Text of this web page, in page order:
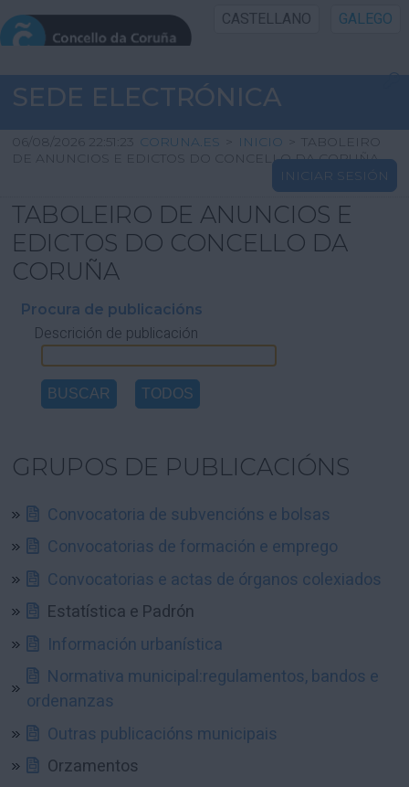
CASTELLANO GALEGO
INICIO SEDE
INICIO
INFORMACIÓN PÚBLICA
CARTAFOL CIDADÁN
AXUDA
SEDE ELECTRÓNICA
06/08/2026 22:51:23 CORUNA.ES > INICIO > TABOLEIRO
DE ANUNCIOS E EDICTOS DO CONCELLO DA CORUÑA
INICIAR SESIÓN
TABOLEIRO DE ANUNCIOS E
EDICTOS DO CONCELLO DA
CORUÑA
Procura de publicacións
Descrición de publicación
GRUPOS DE PUBLICACIÓNS
Convocatoria de subvencións e bolsas
Convocatorias de formación e emprego
Convocatorias e actas de órganos colexiados
Estatística e Padrón
Información urbanística
Normativa municipal:regulamentos, bandos e
ordenanzas
Outras publicacións municipais
Orzamentos